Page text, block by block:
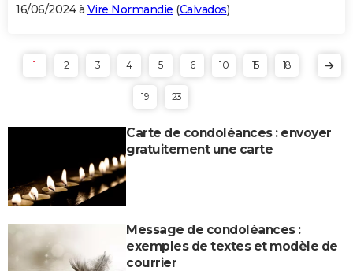
16/06/2024 à Vire Normandie (Calvados)
1 2 3 4 5 6 10 15 18
19 23
Carte de condoléances : envoyer
gratuitement une carte
Message de condoléances :
exemples de textes et modèle de
courrier